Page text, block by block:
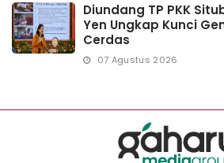
Diundang TP PKK
Yen Ungkap Kunci
Cerdas
07 Agustus 2026